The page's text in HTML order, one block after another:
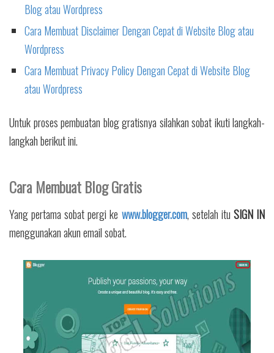
Blog atau Wordpress
Cara Membuat Disclaimer Dengan Cepat di Website Blog atau
Wordpress
Cara Membuat Privacy Policy Dengan Cepat di Website Blog
atau Wordpress
Untuk proses pembuatan blog gratisnya silahkan sobat ikuti langkah-
langkah berikut ini.
Cara Membuat Blog Gratis
Yang pertama sobat pergi ke www.blogger.com, setelah itu SIGN IN
menggunakan akun email sobat.